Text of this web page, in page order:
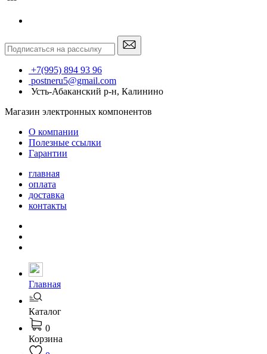
+7(995) 894 93 96
postneru5@gmail.com
Усть-Абаканский р-н, Калинино
Магазин электронных компонентов
О компании
Полезные ссылки
Гарантии
главная
оплата
доставка
контакты
Главная
Каталог
0
Корзина